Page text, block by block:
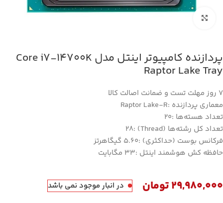
پردازنده کامپیوتر اینتل مدل Core i7-14700K
Raptor Lake Tray
7 روز مهلت تست و ضمانت اصالت کالا
معماری پردازنده :Raptor Lake-R
تعداد هسته‌ها :20
تعداد کل رشته‌ها (Thread) :28
فرکانس بوست (حداکثری) :5.60 گیگاهرتز
حافظه کش هوشمند اینتل :33 مگابایت
29,980,000تومان در انبار موجود نمی باشد